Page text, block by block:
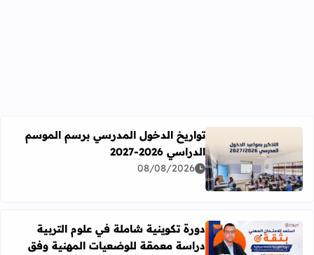
اقرأ المزيد عن تواريخ الدخول المدرسي برسم الموسم الدراسي 2026-
تواريخ الدخول المدرسي برسم الموسم
الدراسي 2026-2027
08/08/2026
دورة تكوينية شاملة في علوم التربية
دراسة معمقة للوضعيات المهنية وفق